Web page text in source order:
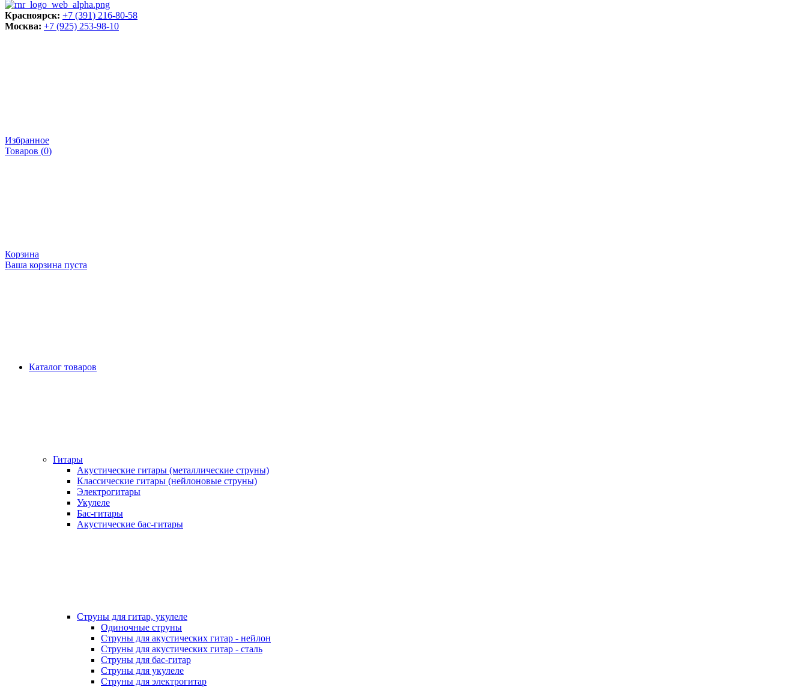
Красноярск: +7 (391) 216-80-58
Москва: +7 (925) 253-98-10
Избранное
Товаров (0)
Корзина
Ваша корзина пуста
Каталог товаров
Гитары
Акустические гитары (металлические струны)
Классические гитары (нейлоновые струны)
Электрогитары
Укулеле
Бас-гитары
Акустические бас-гитары
Струны для гитар, укулеле
Одиночные струны
Струны для акустических гитар - нейлон
Струны для акустических гитар - сталь
Струны для бас-гитар
Струны для укулеле
Струны для электрогитар